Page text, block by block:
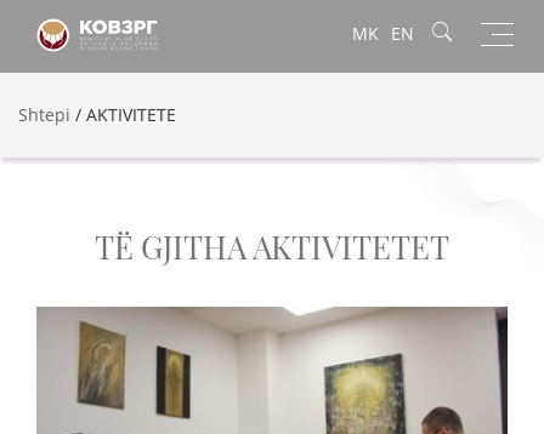
MK EN
Shtepi / AKTIVITETE
TË GJITHA AKTIVITETET